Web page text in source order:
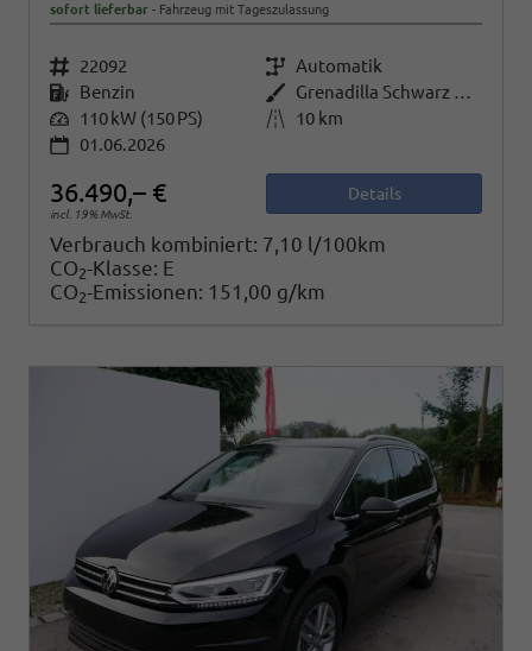
sofort lieferbar Fahrzeug mit Tageszulassung
Fahrzeugnr. 22092 Getriebe Automatik
Kraftstoff Benzin Außenfarbe
Grenadilla Schwarz Metallic
Leistung 110 kW (150 PS) Kilometerstand
10 km
01.06.2026
36.490,– €
incl. 19% MwSt.
Details
Verbrauch kombiniert: 7,10 l/100km
CO2-Klasse: E
CO2-Emissionen: 151,00 g/km